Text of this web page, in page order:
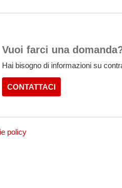
Vuoi farci una
Hai bisogno di informazioni su
CONTATTACI
policy